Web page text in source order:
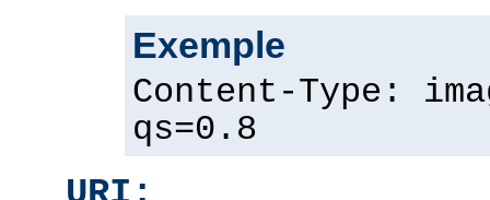
Exemple
Content-Type:
qs=0.8